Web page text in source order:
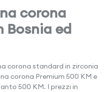
corona
Bosnia ed
corona standard in zirconia
corona Premium 500 KM e
500 KM. I prezzi in